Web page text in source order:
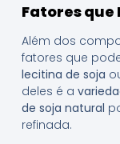
Fatores
Além dos
fatores que
lecitina de soja
deles é a
de soja natural
refinada.